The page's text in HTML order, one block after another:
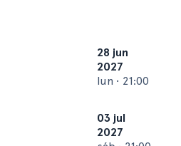
28 jun
2027
lun • 21:00
03 jul
2027